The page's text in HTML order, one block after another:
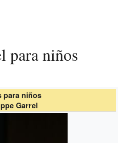
para niños
para niños
Garrel